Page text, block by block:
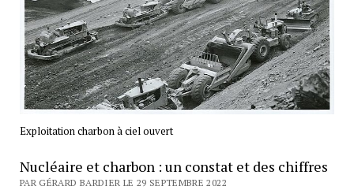
Exploitation charbon à ciel ouvert
Nucléaire et charbon : un constat et des chiffres
PAR GÉRARD BARDIER LE 29 SEPTEMBRE 2022